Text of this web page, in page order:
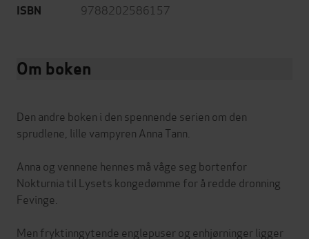
ISBN 9788202586157
Om boken
Den andre boken i den spennende serien om den
sprudlene, lille vampyren Anna Tann.
Anna og vennene hennes må våge seg bortenfor
Nokturnia til Lysets kongedømme for å redde dronning
Fevinge.
Men fryktinngytende englepuser og enhjørninger ligger